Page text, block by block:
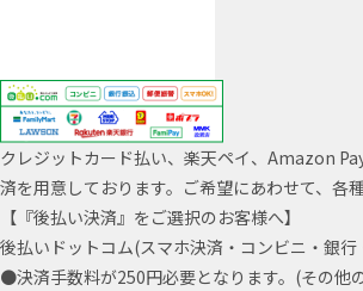
クレジットカード払い、楽天ペイ、Amazon
済を用意しております。ご希望にあわせて、各
【『後払い決済』をご選択のお客様へ】
後払いドットコム(スマホ決済・コンビニ・銀行
●決済手数料が250円必要となります。(その他